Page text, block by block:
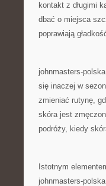
kontakt z długimi
dbać o miejsca
poprawiają
johnmasters-
się inaczej w
zmieniać rutynę,
skóra jest
podróży, kiedy
Istotnym
johnmasters-